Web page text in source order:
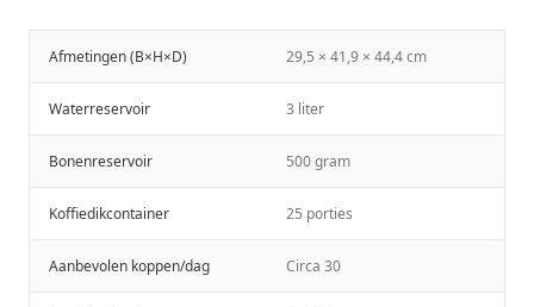
Afmetingen (B×H×D) 29,5 × 41,9 × 44,4 cm
Waterreservoir 3 liter
Bonenreservoir 500 gram
Koffiedikcontainer 25 porties
Aanbevolen koppen/dag Circa 30